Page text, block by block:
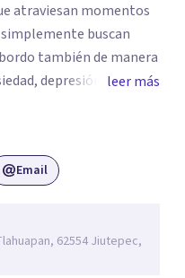
atraviesan momentos
buscan
también de manera
depresión,
trastornos del
y
en el manejo del
acompañarte a dar
juntos caminos hacia tu
este camino.`
leer más
Email
62554 Jiutepec,